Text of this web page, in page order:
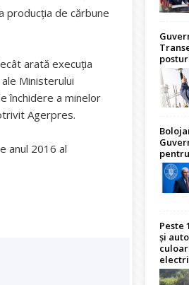
producţia de cărbune
arată execuţia
Ministerului
închidere a minelor
Agerpres.
anul 2016 al
Peste
și